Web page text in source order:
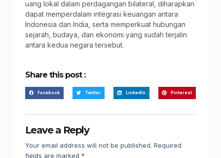
uang lokal dalam perdagangan bilateral, diharapkan
dapat memperdalam integrasi keuangan antara
Indonesia dan India, serta memperkuat hubungan
sejarah, budaya, dan ekonomi yang sudah terjalin
antara kedua negara tersebut.
Share this post :
Facebook Twitter LinkedIn Pinterest
Leave a Reply
Your email address will not be published. Required
fields are marked *